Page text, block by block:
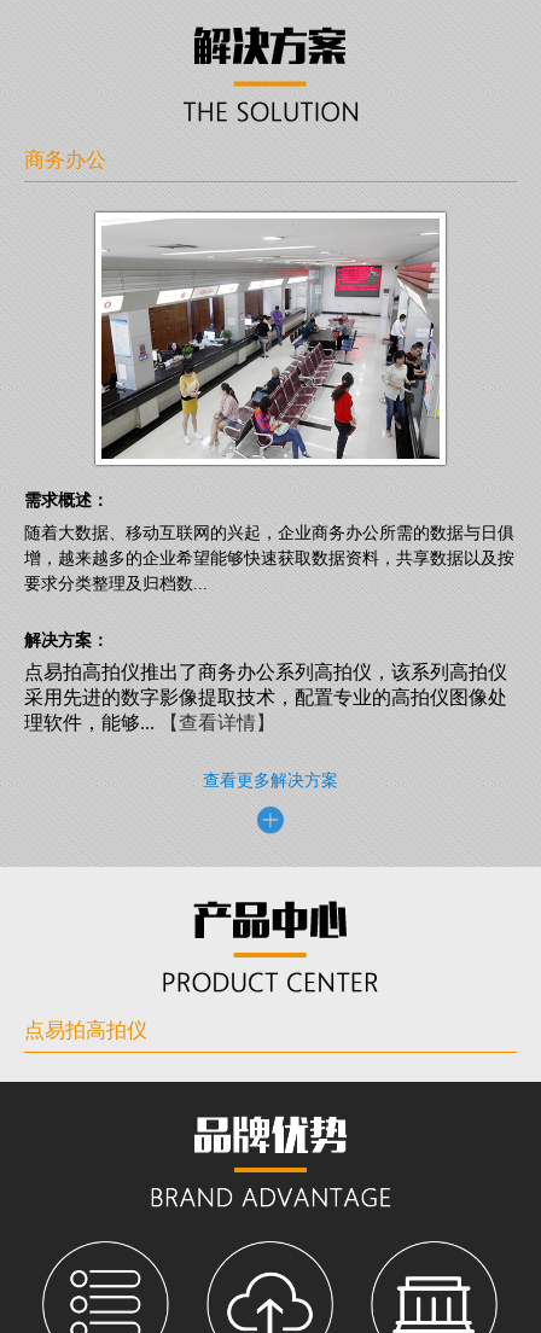
商务办公
需求概述：
随着大数据、移动互联网的兴起，企业商务办公所需的数据与日俱
增，越来越多的企业希望能够快速获取数据资料，共享数据以及按
要求分类整理及归档数...
解决方案：
点易拍高拍仪推出了商务办公系列高拍仪，该系列高拍仪
采用先进的数字影像提取技术，配置专业的高拍仪图像处
理软件，能够...【查看详情】
查看更多解决方案
点易拍高拍仪